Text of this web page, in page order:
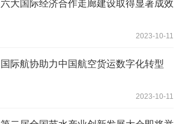
六大国际经济合作走廊建设取得显著成效
2023-10-11
国际航协助力中国航空货运数字化转型
2023-10-11